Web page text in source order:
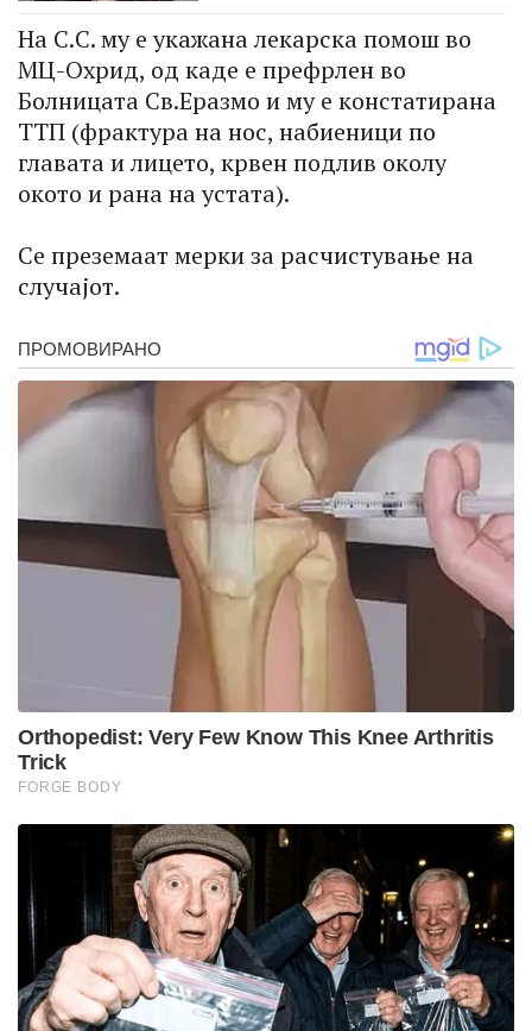
На С.С. му е укажана лекарска помош во
МЦ-Охрид, од каде е префрлен во
Болницата Св.Еразмо и му е констатирана
ТТП (фрактура на нос, набиеници по
главата и лицето, крвен подлив околу
окото и рана на устата).
Се преземаат мерки за расчистување на
случајот.